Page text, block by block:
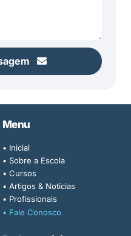
Menu
• Inicial
• Sobre a Escola
• Cursos
• Artigos & Notícias
• Profissionais
• Fale Conosco